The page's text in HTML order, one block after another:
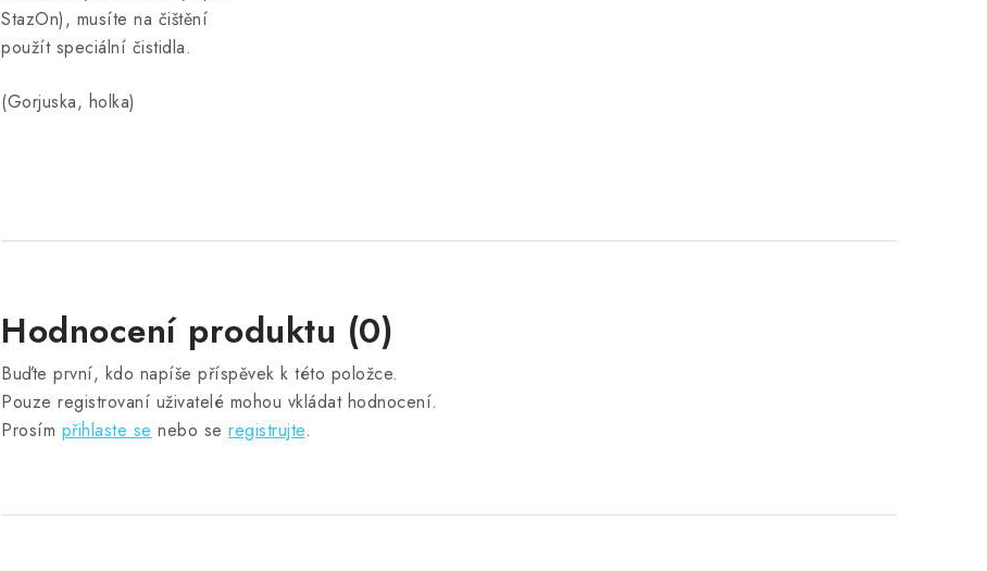
StazOn), musíte na čištění
použít speciální čistidla.
(Gorjuska, holka)
Hodnocení produktu (0)
Buďte první, kdo napíše příspěvek k této položce.
Pouze registrovaní uživatelé mohou vkládat hodnocení.
Prosím přihlaste se nebo se registrujte.